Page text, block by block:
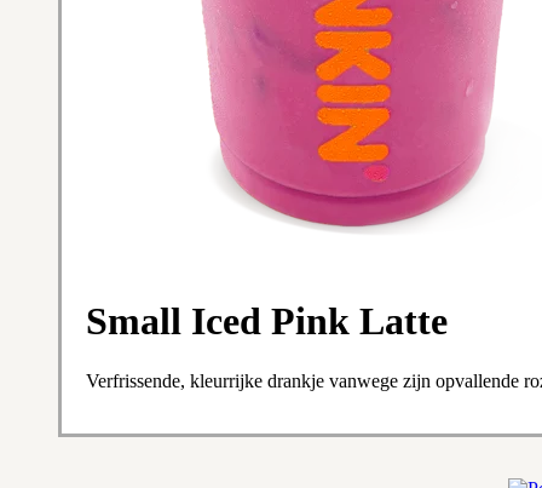
Small Iced Pink Latte
Verfrissende, kleurrijke drankje vanwege zijn opvallende